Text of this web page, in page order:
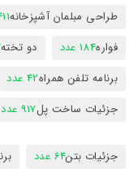
طراحی مبلمان آشپزخانه411
فواره184 عدد دو تخته
برنامه تلفن همراه42 عدد
جزئیات ساخت پل917 عدد
جزئیات بتن64 عدد